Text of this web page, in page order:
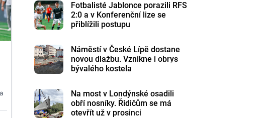
Fotbalisté Jablonce porazili RFS
2:0 a v Konferenční lize se
přiblížili postupu
Náměstí v České Lípě dostane
novou dlažbu. Vznikne i obrys
bývalého kostela
Na most v Londýnské osadili
obří nosníky. Řidičům se má
otevřít už v prosinci